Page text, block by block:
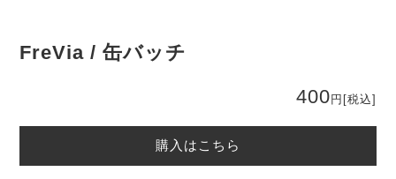
FreVia / 缶バッチ
400 円 [税込]
購入はこちら